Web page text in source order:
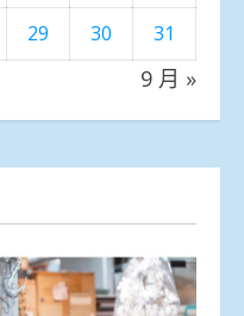
29 30 31
9 月 »